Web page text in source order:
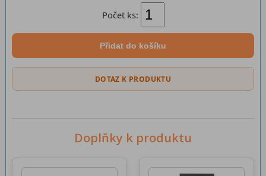
Počet ks:
Přidat do košíku
DOTAZ K PRODUKTU
Doplňky k produktu